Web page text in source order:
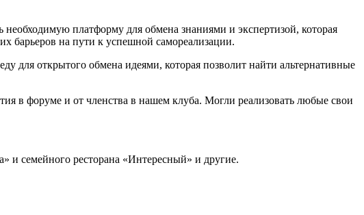
платформу для обмена знаниями и экспертизой, которая
барьеров на пути к успешной самореализации.
для открытого обмена идеями, которая позволит найти альтернативные
в форуме и от членства в нашем клуба. Могли реализовать любые свои
и семейного ресторана «Интересный» и другие.